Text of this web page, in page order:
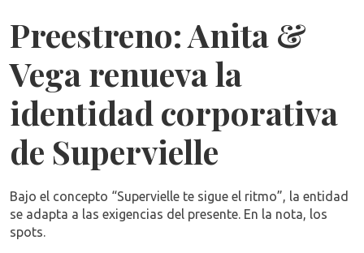
Preestreno: Anita &
Vega renueva la
identidad corporativa
de Supervielle
Bajo el concepto “Supervielle te sigue el ritmo”, la entidad
se adapta a las exigencias del presente. En la nota, los
spots.